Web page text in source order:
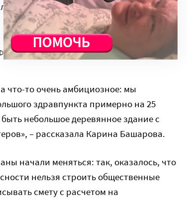
326 тысяч рублей частных
facebook*.com/viktoriya.valikova
что-то очень амбициозное: мы
здравпункта примерно на 25
небольшое деревянное здание с
– рассказала Карина Башарова.
начали меняться: так, оказалось, что
нельзя строить общественные
смету с расчетом на